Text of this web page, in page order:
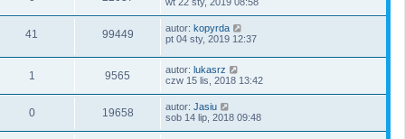
41 99449 autor: kopyrda
pt 04 sty, 2019 12:37
1 9565 autor: lukasrz
czw 15 lis, 2018 13:42
0 19658 autor: Jasiu
sob 14 lip, 2018 09:48